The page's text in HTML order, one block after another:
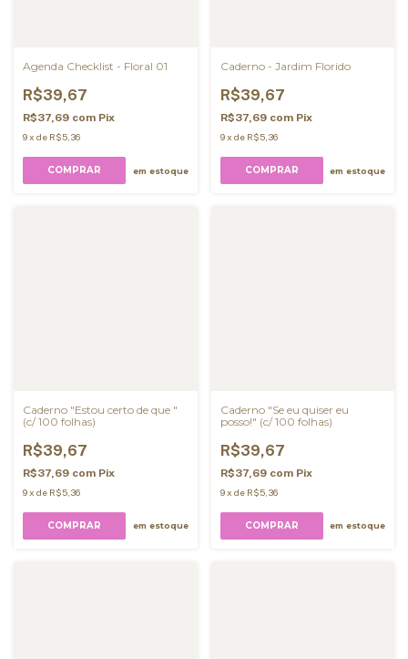
Agenda Checklist - Floral 01
R$39,67
R$37,69 com Pix
9x de R$5,36
COMPRAR em estoque
Caderno - Jardim Florido
R$39,67
R$37,69 com Pix
9 x de R$5,36
COMPRAR em estoque
Caderno "Estou certo de que "
(c/ 100 folhas)
R$39,67
R$37,69 com Pix
9x de R$5,36
COMPRAR em estoque
Caderno "Se eu quiser eu
posso!" (c/ 100 folhas)
R$39,67
R$37,69 com Pix
9 x de R$5,36
COMPRAR em estoque